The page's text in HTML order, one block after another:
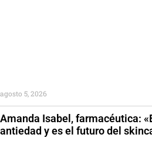
Amanda Isabel, farmacéutica:
antiedad y es el futuro del
agosto 5, 2026